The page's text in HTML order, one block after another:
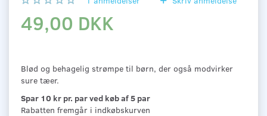
49,00 DKK
Blød og behagelig strømpe til børn, der også modvirker
sure tæer.
Spar 10 kr pr. par ved køb af 5 par
Rabatten fremgår i indkøbskurven